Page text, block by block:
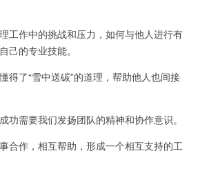
作中的挑战和压力，如何与他人进行有
己的专业技能。
了“雪中送碳”的道理，帮助他人也间接
需要我们发扬团队的精神和协作意识。
作，相互帮助，形成一个相互支持的工